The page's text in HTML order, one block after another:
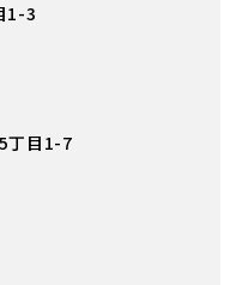
1-3
丁目1-7